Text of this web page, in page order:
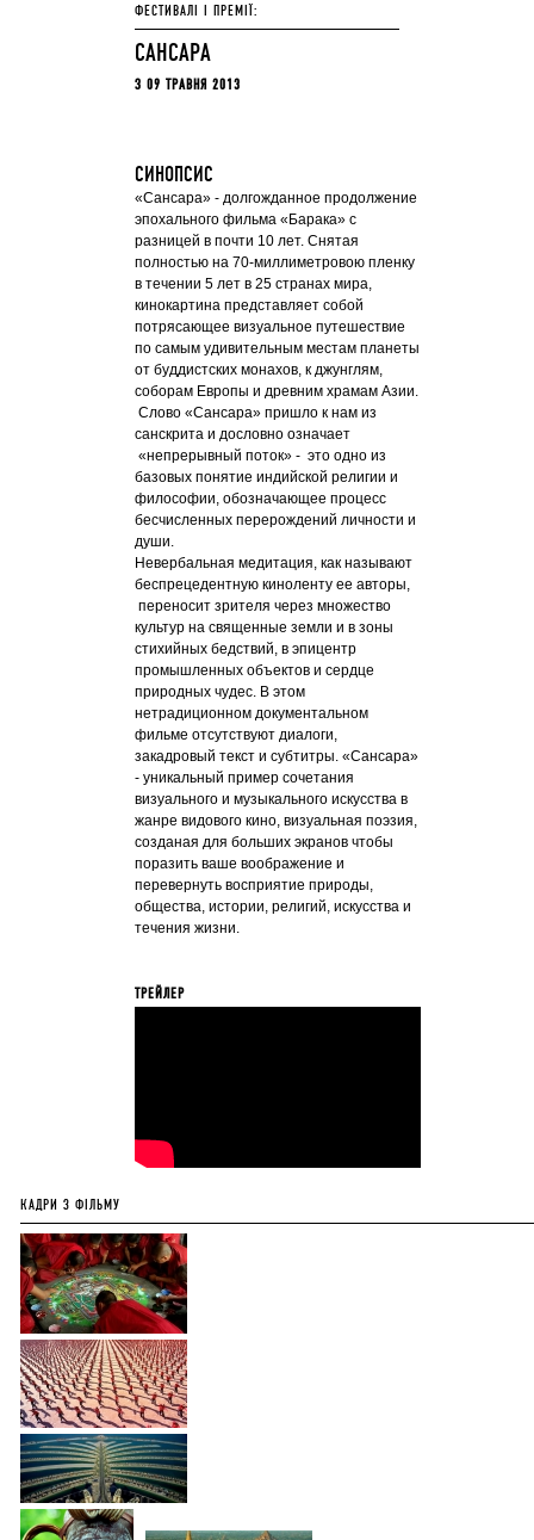
ФЕСТИВАЛІ І ПРЕМІЇ:
САНСАРА
З 09 ТРАВНЯ 2013
СИНОПСИС
«Сансара» - долгожданное продолжение
эпохального фильма «Барака» с
разницей в почти 10 лет. Снятая
полностью на 70-миллиметровою пленку
в течении 5 лет в 25 странах мира,
кинокартина представляет собой
потрясающее визуальное путешествие
по самым удивительным местам планеты
от буддистских монахов, к джунглям,
соборам Европы и древним храмам Азии.
Слово «Сансара» пришло к нам из
санскрита и дословно означает
«непрерывный поток» - это одно из
базовых понятие индийской религии и
философии, обозначающее процесс
бесчисленных перерождений личности и
души.
Невербальная медитация, как называют
беспрецедентную киноленту ее авторы,
переносит зрителя через множество
культур на священные земли и в зоны
стихийных бедствий, в эпицентр
промышленных объектов и сердце
природных чудес. В этом
нетрадиционном документальном
фильме отсутствуют диалоги,
закадровый текст и субтитры. «Сансара»
- уникальный пример сочетания
визуального и музыкального искусства в
жанре видового кино, визуальная поэзия,
созданая для больших экранов чтобы
поразить ваше воображение и
перевернуть восприятие природы,
общества, истории, религий, искусства и
течения жизни.
ТРЕЙЛЕР
КАДРИ З ФІЛЬМУ